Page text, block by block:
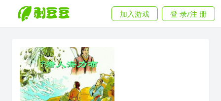
加入游戏 登 录/注 册